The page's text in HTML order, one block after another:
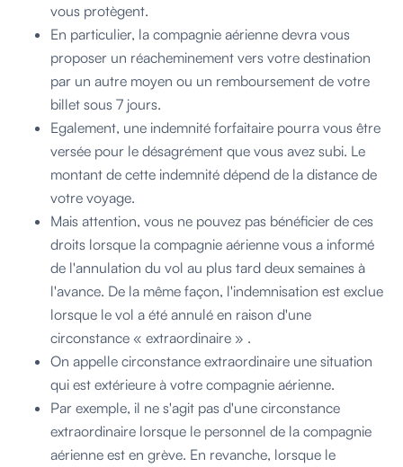
vous protègent.
En particulier, la compagnie aérienne devra vous
proposer un réacheminement vers votre destination
par un autre moyen ou un remboursement de votre
billet sous 7 jours.
Egalement, une indemnité forfaitaire pourra vous être
versée pour le désagrément que vous avez subi. Le
montant de cette indemnité dépend de la distance de
votre voyage.
Mais attention, vous ne pouvez pas bénéficier de ces
droits lorsque la compagnie aérienne vous a informé
de l'annulation du vol au plus tard deux semaines à
l'avance. De la même façon, l'indemnisation est exclue
lorsque le vol a été annulé en raison d'une
circonstance « extraordinaire » .
On appelle circonstance extraordinaire une situation
qui est extérieure à votre compagnie aérienne.
Par exemple, il ne s'agit pas d'une circonstance
extraordinaire lorsque le personnel de la compagnie
aérienne est en grève. En revanche, lorsque le